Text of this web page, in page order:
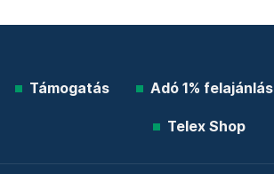
Támogatás Adó 1% felajánlás
Telex Shop